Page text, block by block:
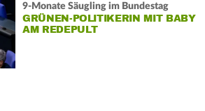
9-Monate Säugling im Bundestag
GRÜNEN-POLITIKERIN MIT BABY
AM REDEPULT